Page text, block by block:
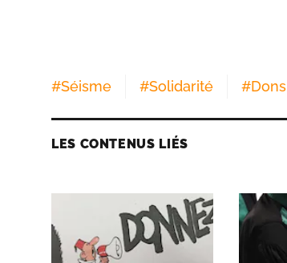
#Séisme #Solidarité #Dons
LES CONTENUS LIÉS